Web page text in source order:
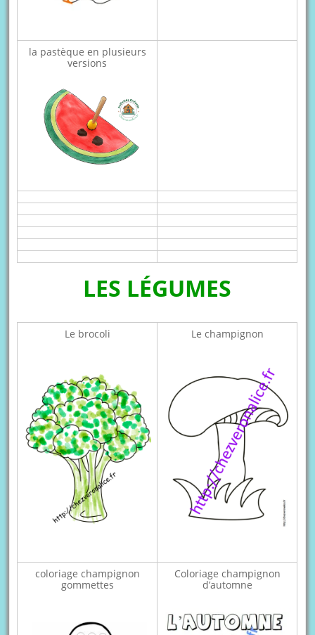
la pastèque en plusieurs
versions
LES LÉGUMES
Le brocoli Le champignon
coloriage champignon
gommettes
Coloriage champignon
d’automne